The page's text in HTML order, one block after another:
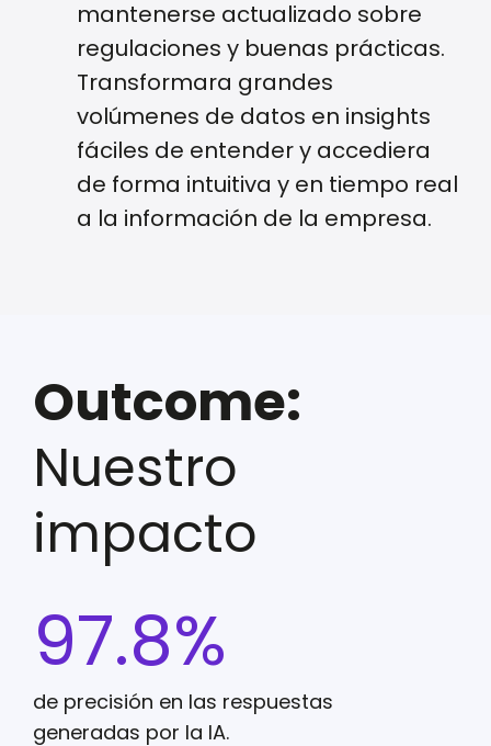
mantenerse actualizado sobre
regulaciones y buenas prácticas.
Transformara grandes
volúmenes de datos en insights
fáciles de entender y accediera
de forma intuitiva y en tiempo real
a la información de la empresa.
Outcome:
Nuestro
impacto
97.8%
de precisión en las respuestas
generadas por la IA.